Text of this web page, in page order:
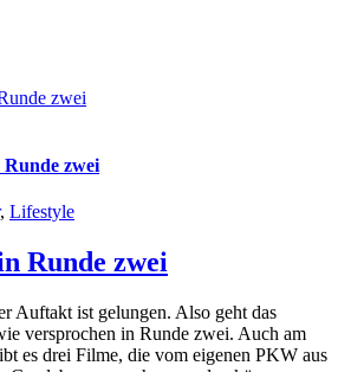
zwei
zwei
, Lifestyle
Runde zwei
Auftakt ist gelungen. Also geht das
versprochen in Runde zwei. Auch am
es drei Filme, die vom eigenen PKW aus